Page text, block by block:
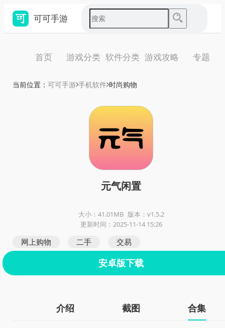
可可手游
首页 游戏分类 软件分类 游戏攻略 专题
当前位置： 可可手游 手机软件 时尚购物
元气闲置
大小：41.01MB 版本：v1.5.2
更新时间：2025-11-14 15:26
网上购物 二手 交易
安卓版下载
介绍 截图 合集